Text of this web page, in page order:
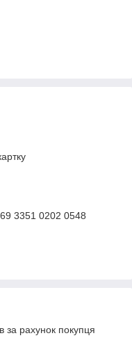
3351 0202 0548
за рахунок покупця